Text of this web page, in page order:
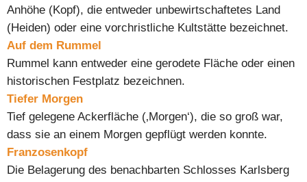
Anhöhe (Kopf), die entweder unbewirtschaftetes Land
(Heiden) oder eine vorchristliche Kultstätte bezeichnet.
Auf dem Rummel
Rummel kann entweder eine gerodete Fläche oder einen
historischen Festplatz bezeichnen.
Tiefer Morgen
Tief gelegene Ackerfläche (‚Morgen‘), die so groß war,
dass sie an einem Morgen gepflügt werden konnte.
Franzosenkopf
Die Belagerung des benachbarten Schlosses Karlsberg